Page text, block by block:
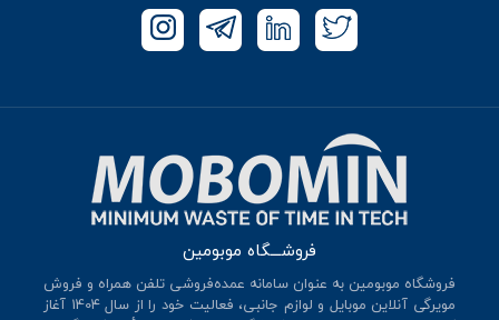
فروشـــگاه موبومین
فروشگاه موبومین به عنوان سامانه عمده‌فروشی تلفن همراه و فروش
مویرگی آنلاین موبایل و لوازم جانبی، فعالیت خود را از سال 140۴ آغاز